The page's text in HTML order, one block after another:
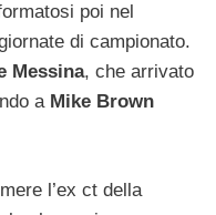
poi nel
di campionato.
Messina, che arrivato
aMike Brown
l’ex ct della